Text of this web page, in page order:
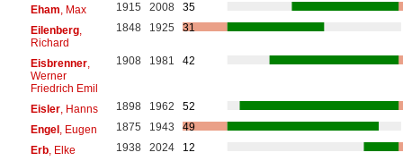
Eham, Max 1915 2008
35
Eilenberg,
Richard
1848 1925 31
Eisbrenner,
Werner
Friedrich Emil
1908 1981 42
Eisler, Hanns 1898 1962
52
Engel , Eugen 1875 1943
49
Erb, Elke 1938 2024
12